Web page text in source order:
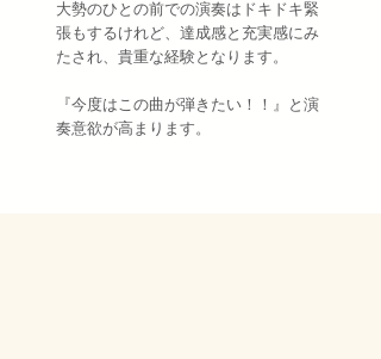
大勢のひとの前での演奏はドキドキ緊
張もするけれど、達成感と充実感にみ
たされ、貴重な経験となります。
​『今度はこの曲が弾きたい！！』と演
奏意欲が高まります。